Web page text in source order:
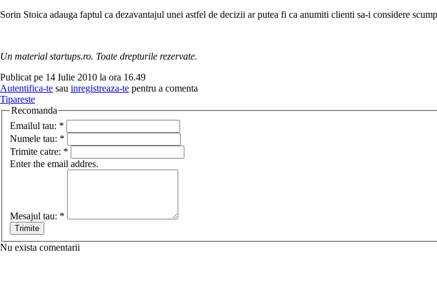
Sorin Stoica adauga faptul ca dezavantajul unei astfel de decizii ar putea fi ca anumiti clienti sa-i considere
Un material startups.ro. Toate drepturile rezervate.
Publicat pe 14 Iulie 2010 la ora 16.49
Autentifica-te sau inregistreaza-te pentru a comenta
Tipareste
Recomanda
Emailul tau: *
Numele tau: *
Trimite catre: *
Enter the email addres.
Mesajul tau: *
Nu exista comentarii